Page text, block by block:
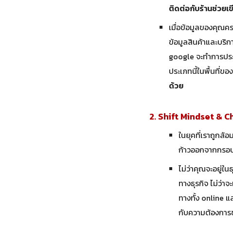
ติดต่อกับร้านช่วยเ
เมื่อข้อมูลของคุณค
ข้อมูลสินค้าและบริ
google จะทำการป
ประเภทนี้ในพื้นที่ข
ด้วย
2. Shift Mindset &
ในยุคที่เราถูกล้
ก้าวออกจากกร
ไม่ว่าคุณจะอยู่ใน
ทางธุรกิจ ไม่ว่า
ทางทั้ง online
กับความต้องกา